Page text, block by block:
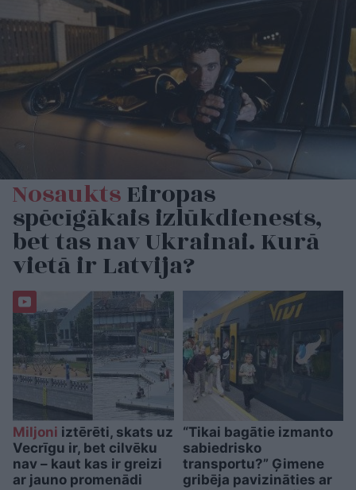
NosauktsEiropas
spēcīgākais izlūkdienests,
bet tas nav Ukrainai. Kurā
vietā ir Latvija?
Miljoni iztērēti, skats uz
Vecrīgu ir, bet cilvēku
nav – kaut kas ir greizi
ar jauno promenādi
“Tikai bagātie izmanto
sabiedrisko
transportu?” Ģimene
gribēja pavizināties ar